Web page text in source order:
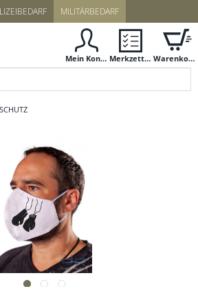
MILITÄRBEDARF
Mein Konto Merkzettel Warenkorb